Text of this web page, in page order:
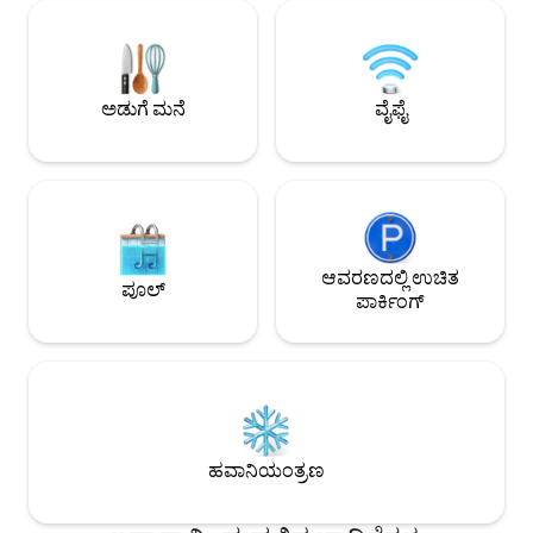
ರೂಮ್ ನಿಮ್ಮನ್ನು ವಿಶ್ರಾಂತಿಗೆ ಕರೆದೊಯ್ಯುತ್ತದೆ:
ನೈಸರ್ಗಿಕ ಬೆಳಕು, ಸ್ವಚ್ಛವಾದ ರೇಖೆಗಳು, ಬೆಚ್ಚಗಿನ
ಮರದ ವಸ್ತುಗಳು ಮತ್ತು ನೀವು ಆಗಮಿಸಿದ ಕ್ಷಣದಿಂದ
ವಾಲ್‌ಮಾರ್ಟ್ ಮತ್ತು
ದೂರದಲ್ಲಿವೆ.
4.94 ರೇಟಿಂಗ್
ಅಡುಗೆ ಮನೆ ವೈಫೈ
ಪೂಲ್
ಆವರಣದಲ್ಲಿ ಉಚಿತ
ಪಾರ್ಕಿಂಗ್
ಹವಾನಿಯಂತ್ರಣ